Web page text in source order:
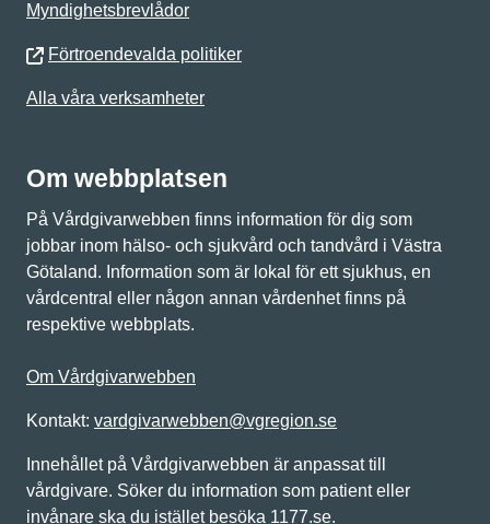
Myndighetsbrevlådor
Förtroendevalda politiker
Alla våra verksamheter
Om webbplatsen
På Vårdgivarwebben finns information för dig som
jobbar inom hälso- och sjukvård och tandvård i Västra
Götaland. Information som är lokal för ett sjukhus, en
vårdcentral eller någon annan vårdenhet finns på
respektive webbplats.
Om Vårdgivarwebben
Kontakt: vardgivarwebben@vgregion.se
Innehållet på Vårdgivarwebben är anpassat till
vårdgivare. Söker du information som patient eller
invånare ska du istället besöka 1177.se.